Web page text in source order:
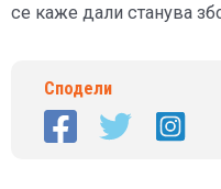
се каже дали станува
Сподели